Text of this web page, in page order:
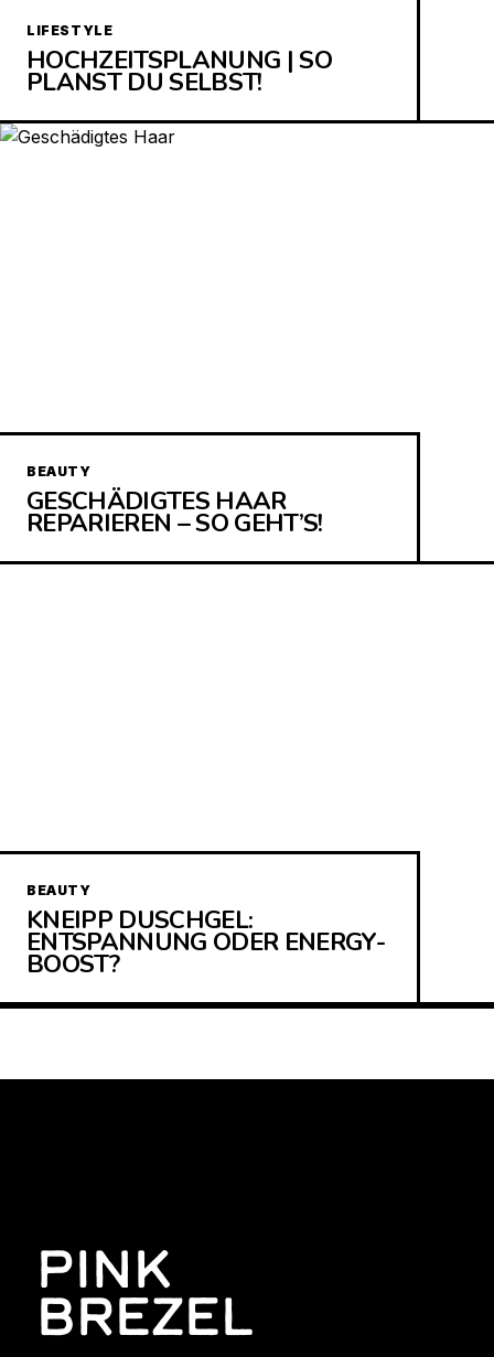
LIFESTYLE
HOCHZEITSPLANUNG | SO
PLANST DU SELBST!
BEAUTY
GESCHÄDIGTES HAAR
REPARIEREN – SO GEHT’S!
BEAUTY
KNEIPP DUSCHGEL:
ENTSPANNUNG ODER ENERGY-
BOOST?
PINK
BREZEL